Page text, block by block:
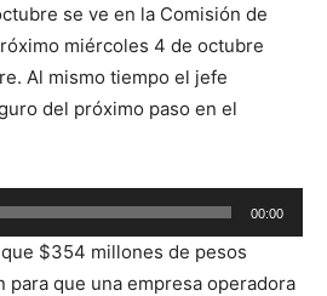
se ve en la Comisión de
miércoles 4 de octubre
Al mismo tiempo el jefe
del próximo paso en el
00:00
$354 millones de pesos
para que una empresa operadora